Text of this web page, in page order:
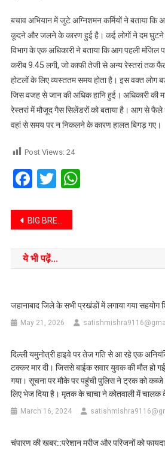
बचाव अभियान में जुटे अग्निशमन कर्मियों ने बताया कि
कूदने और जलने के कारण हुई है। कई लोगों ने दम घुटने
विभाग के एक अधिकारी ने बताया कि आग पहली मंजिल
करीब 9.45 लगी, जो काफी तेजी से अन्य रेस्तरां तक
होटलों के लिए व्यस्ततम समय होता है। इस वक्त लोग
जिस वजह से जान की अधिक हानि हुई। अधिकारी की
रेस्तरां में मौजूद गैस सिलेंडरों को बताया है। आग से
वहां से समय पर न निकलने के कारण हालत बिगड़ गए।
Post Views: 24
Facebook
TwitterWhatsApp
BIG BREAKING: केंद्रीय बलों की तैनाती, 100 कंपनियां पहुंच रही, इस राज्य में जवानों को भेजने से हलचल तेज
ये भी पढ़ें...
जहानाबाद जिले के सभी प्रखंडों में लगाया गया सहयोग
May 21, 2026
दिल्ली यमुनोत्री हाइवे पर तेज गति से आ रहे एक
टक्कर मार दी। जिससे बाईक सवार युवक की मौत हो
गया। सूचना पर मौके पर पहुंची पुलिस ने ट्रक को
लिए भेज दिया है। मृतक के चाचा ने कोतवाली में चालक
March 16, 2024
चंपारण की खबर::परेशान मरीज और परिजनों को